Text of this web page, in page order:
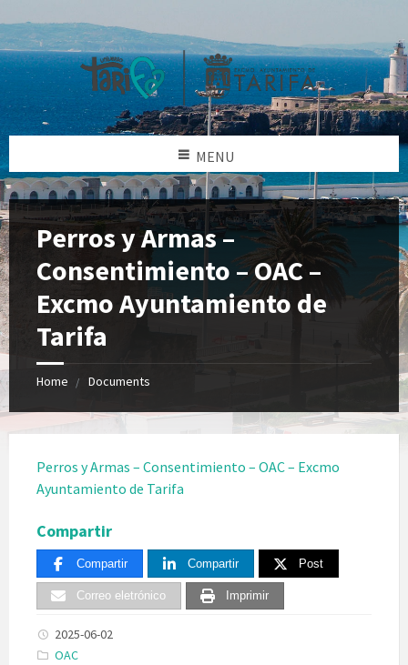
MENU
Perros y Armas –
Consentimiento – OAC –
Excmo Ayuntamiento de
Tarifa
Home Documents
Perros y Armas – Consentimiento – OAC – Excmo
Ayuntamiento de Tarifa
Compartir
Compartir Compartir Post
Correo eletrónico Imprimir
2025-06-02
Categories:
OAC